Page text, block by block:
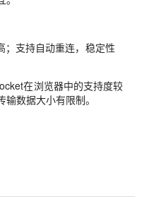
；支持自动重连，稳定性
在浏览器中的支持度较
数据大小有限制。